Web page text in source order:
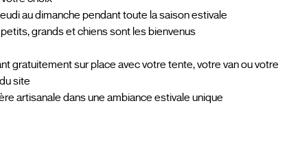
au dimanche pendant toute la saison estivale
grands et chiens sont les bienvenus
gratuitement sur place avec votre tente, votre van ou votre
site
artisanale dans une ambiance estivale unique